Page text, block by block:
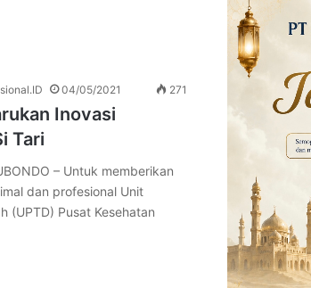
04/05/2021 271
Inovasi
Tari
– Untuk memberikan
dan profesional Unit
(UPTD) Pusat Kesehatan